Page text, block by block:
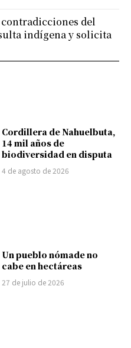
Cordillera de Nahuelbuta,
14 mil años de
biodiversidad en disputa
4 de agosto de 2026
Un pueblo nómade no
cabe en hectáreas
27 de julio de 2026
del
indígena y solicita